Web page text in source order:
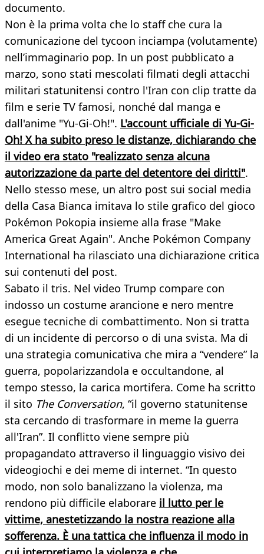
documento.
Non è la prima volta che lo staff che cura la
comunicazione del tycoon inciampa (volutamente)
nell’immaginario pop. In un post pubblicato a
marzo, sono stati mescolati filmati degli attacchi
militari statunitensi contro l'Iran con clip tratte da
film e serie TV famosi, nonché dal manga e
dall'anime "Yu-Gi-Oh!". L'account ufficiale di Yu-Gi-
Oh! X ha subito preso le distanze, dichiarando che
il video era stato "realizzato senza alcuna
autorizzazione da parte del detentore dei diritti".
Nello stesso mese, un altro post sui social media
della Casa Bianca imitava lo stile grafico del gioco
Pokémon Pokopia insieme alla frase "Make
America Great Again". Anche Pokémon Company
International ha rilasciato una dichiarazione critica
sui contenuti del post.
Sabato il tris. Nel video Trump compare con
indosso un costume arancione e nero mentre
esegue tecniche di combattimento. Non si tratta
di un incidente di percorso o di una svista. Ma di
una strategia comunicativa che mira a “vendere” la
guerra, popolarizzandola e occultandone, al
tempo stesso, la carica mortifera. Come ha scritto
il sito The Conversation, “il governo statunitense
sta cercando di trasformare in meme la guerra
all'Iran”. Il conflitto viene sempre più
propagandato attraverso il linguaggio visivo dei
videogiochi e dei meme di internet. “In questo
modo, non solo banalizzano la violenza, ma
rendono più difficile elaborare il lutto per le
vittime, anestetizzando la nostra reazione alla
sofferenza. È una tattica che influenza il modo in